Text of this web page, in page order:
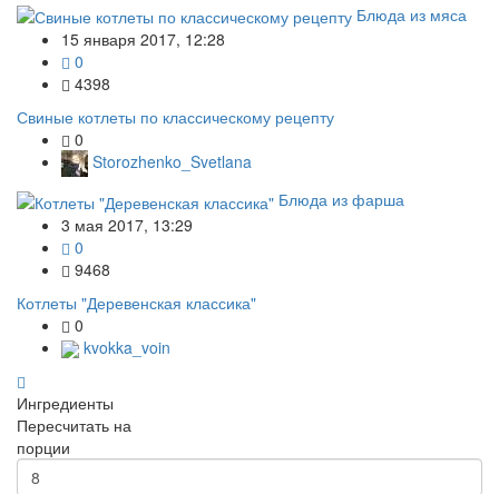
Блюда из мяса
15 января 2017, 12:28
0
4398
Свиные котлеты по классическому рецепту
0
Storozhenko_Svetlana
Блюда из фарша
3 мая 2017, 13:29
0
9468
Котлеты "Деревенская классика"
0
kvokka_voin
Ингредиенты
Пересчитать на
порции